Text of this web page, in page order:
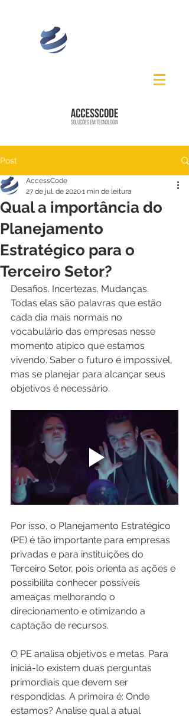
Post
Qual a importância do
Planejamento
Estratégico para o
Terceiro Setor?
AccessCode
27 de jul. de 20201 min de leitura
Desafios. Incertezas. Mudanças.
Todas elas são palavras que estão
cada dia mais normais no
vocabulário das empresas nesse
momento atípico que estamos
vivendo. Saber o futuro é impossível,
mas se planejar para alcançar seus
objetivos é necessário.
Por isso, o Planejamento Estratégico
(PE) é tão importante para empresas
privadas e para instituições do
Terceiro Setor, pois orienta as ações e
possibilita conhecer possíveis
ameaças melhorando o
direcionamento e otimizando a
captação de recursos.
O PE analisa objetivos e metas. Para
iniciá-lo existem duas perguntas
primordiais que devem ser
respondidas. A primeira é: Onde
estamos? Analise qual a atual